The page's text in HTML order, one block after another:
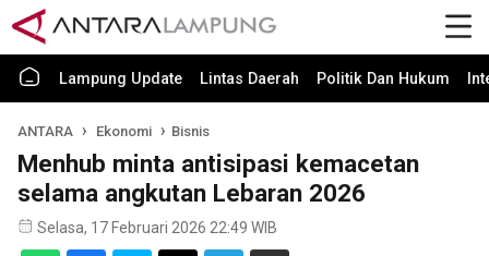
Lampung Update Lintas Daerah Politik Dan Hukum
ANTARA Ekonomi Bisnis
Menhub minta antisipasi kemacetan
selama angkutan Lebaran 2026
Selasa, 17 Februari 2026 22:49 WIB